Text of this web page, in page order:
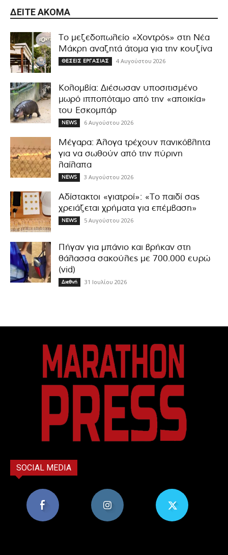
ΔΕΊΤΕ ΑΚΌΜΑ
Το μεζεδοπωλείο «Χοντρός» στη Νέα
Μάκρη αναζητά άτομα για την κουζίνα
ΘΕΣΕΙΣ ΕΡΓΑΣΙΑΣ 4 Αυγούστου 2026
Κολομβία: Διέσωσαν υποσιτισμένο
μωρό ιπποπόταμο από την «αποικία»
του Εσκομπάρ
NEWS 6 Αυγούστου 2026
Μέγαρα: Άλογα τρέχουν πανικόβλητα
για να σωθούν από την πύρινη
λαίλαπα
NEWS 3 Αυγούστου 2026
Αδίστακτοι «γιατροί»: «Το παιδί σας
χρειάζεται χρήματα για επέμβαση»
NEWS 5 Αυγούστου 2026
Πήγαν για μπάνιο και βρήκαν στη
θάλασσα σακούλες με 700.000 ευρώ
(vid)
Διεθνή 31 Ιουλίου 2026
SOCIAL MEDIA